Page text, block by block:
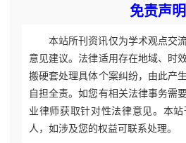
免责声明
本站所刊资讯仅为学术观点交
意见建议。法律适用存在地域、时
搬硬套处理具体个案纠纷，由此产
自担全责。如您有相关法律事务需
业律师获取针对性法律意见。本
人，如涉及您的权益可联系处理。